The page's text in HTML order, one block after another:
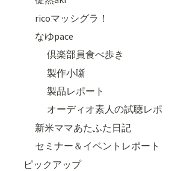
ricoマッシグラ！
なゆpace
倶楽部員食べ歩き
製作小噺
製品レポート
オーディオ素人の試聴レポ
新米ママあたふた日記
セミナー＆イベントレポート
ピックアップ